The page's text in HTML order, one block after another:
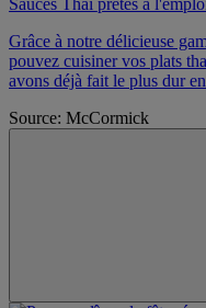
Grâce à notre délicieuse
pouvez cuisiner vos plats
avons déjà fait le plus dur
Source: McCormick